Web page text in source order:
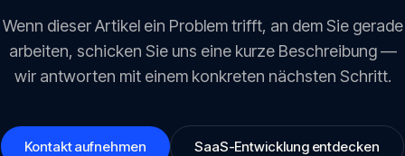
Wenn dieser Artikel ein Problem trifft, an dem Sie gerade
arbeiten, schicken Sie uns eine kurze Beschreibung —
wir antworten mit einem konkreten nächsten Schritt.
Kontakt aufnehmen SaaS-Entwicklung entdecken